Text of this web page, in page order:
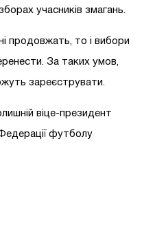
учасників змагань.
продовжать, то і вибори
За таких умов,
зареєструвати.
віце-президент
футболу